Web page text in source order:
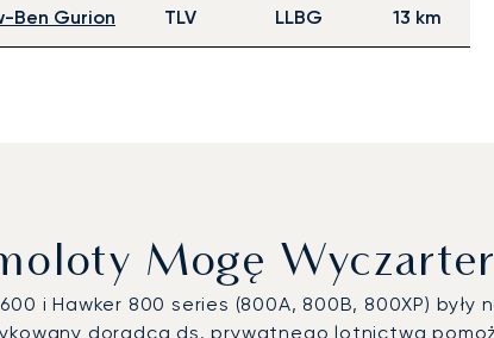
Ben Gurion TLV LLBG 13 km
Mogę
i Hawker 800 series (800A, 800B, 800XP)
doradca ds. prywatnego lotnictwa